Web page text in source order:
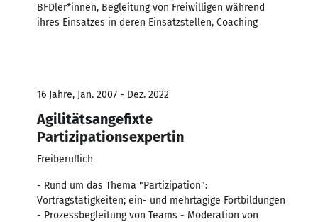
BFDler*innen, Begleitung von Freiwilligen während
ihres Einsatzes in deren Einsatzstellen, Coaching
16 Jahre, Jan. 2007 - Dez. 2022
Agilitätsangefixte
Partizipationsexpertin
Freiberuflich
- Rund um das Thema "Partizipation":
Vortragstätigkeiten; ein- und mehrtägige Fortbildungen
- Prozessbegleitung von Teams - Moderation von